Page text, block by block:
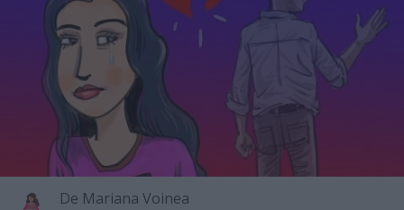
De Mariana Voinea